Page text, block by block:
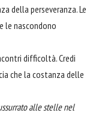
della perseveranza. Le
le nascondono
difficoltà. Credi
che la costanza delle
alle stelle nel